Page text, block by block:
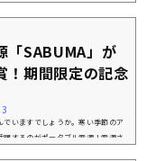
差解消の方法から、快適な環境を作
ています。「どれを選べばいいのか
差を解消する3つの方法車中泊...
「SABUMA」が
！期間限定の記念
いますでしょうか。寒い季節のア
するのがポータブル電源！電源さ